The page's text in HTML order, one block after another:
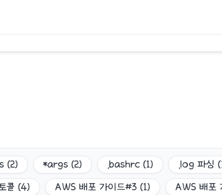
(2) *args (2) .bashrc (1) .log 파싱 (
콜 (4) AWS 배포 가이드#3 (1) AWS 배포